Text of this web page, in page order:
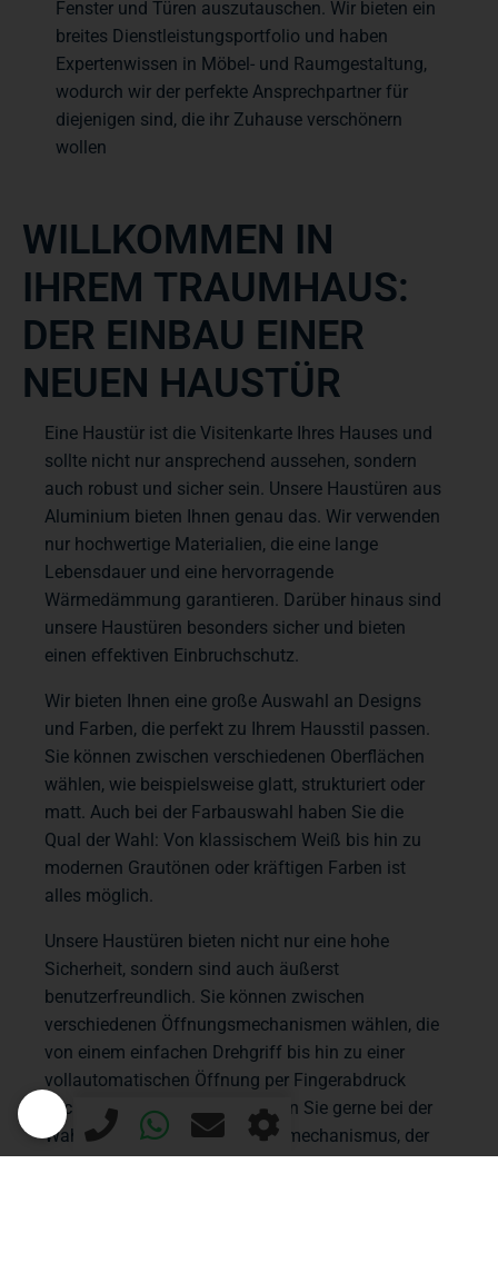
Fenster und Türen auszutauschen. Wir bieten ein
breites Dienstleistungsportfolio und haben
Expertenwissen in Möbel- und Raumgestaltung,
wodurch wir der perfekte Ansprechpartner für
diejenigen sind, die ihr Zuhause verschönern
wollen
WILLKOMMEN IN
IHREM TRAUMHAUS:
DER EINBAU EINER
NEUEN HAUSTÜR
Eine Haustür ist die Visitenkarte Ihres Hauses und
sollte nicht nur ansprechend aussehen, sondern
auch robust und sicher sein. Unsere Haustüren aus
Aluminium bieten Ihnen genau das. Wir verwenden
nur hochwertige Materialien, die eine lange
Lebensdauer und eine hervorragende
Wärmedämmung garantieren. Darüber hinaus sind
unsere Haustüren besonders sicher und bieten
einen effektiven Einbruchschutz.
Wir bieten Ihnen eine große Auswahl an Designs
und Farben, die perfekt zu Ihrem Hausstil passen.
Sie können zwischen verschiedenen Oberflächen
wählen, wie beispielsweise glatt, strukturiert oder
matt. Auch bei der Farbauswahl haben Sie die
Qual der Wahl: Von klassischem Weiß bis hin zu
modernen Grautönen oder kräftigen Farben ist
alles möglich.
Unsere Haustüren bieten nicht nur eine hohe
Sicherheit, sondern sind auch äußerst
benutzerfreundlich. Sie können zwischen
verschiedenen Öffnungsmechanismen wählen, die
von einem einfachen Drehgriff bis hin zu einer
vollautomatischen Öffnung per Fingerabdruck
reichen. Unsere Experten beraten Sie gerne bei der
Wahl des passenden Öffnungsmechanismus, der
am besten zu Ihren Bedürfnissen und